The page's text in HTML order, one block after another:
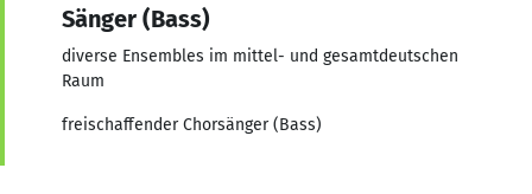
Sänger (Bass)
diverse Ensembles im mittel- und gesamtdeutschen
Raum
freischaffender Chorsänger (Bass)